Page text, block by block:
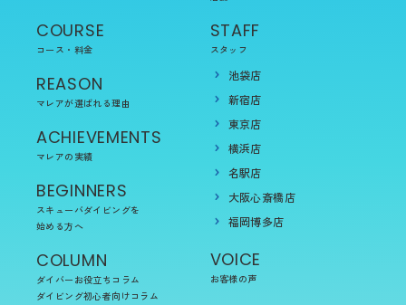
COURSE
コース・料金
REASON
マレアが選ばれる理由
ACHIEVEMENTS
マレアの実績
BEGINNERS
スキューバダイビングを
始める方へ
COLUMN
ダイバーお役立ちコラム
ダイビング初心者向けコラム
STAFF
スタッフ
池袋店
新宿店
東京店
横浜店
名駅店
大阪心斎橋店
福岡博多店
VOICE
お客様の声